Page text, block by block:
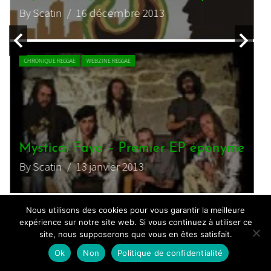
By Scatin / 16 décembre 2013
CHRONIQUE REGGAE WEBZINE REGGAE
Mystical Faya – Premier EP éponyme
By Scatin/ 13 janvier 2013
Nous utilisons des cookies pour vous garantir la meilleure
expérience sur notre site web. Si vous continuez à utiliser ce
site, nous supposerons que vous en êtes satisfait.
Ok
Non Politique de confidentialité